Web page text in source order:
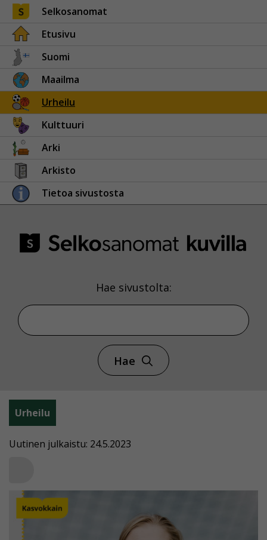
Selkosanomat
Etusivu
Suomi
Maailma
Urheilu
Kulttuuri
Arki
Arkisto
Tietoa sivustosta
Hae sivustolta:
Hae
Urheilu
Uutinen julkaistu: 24.5.2023